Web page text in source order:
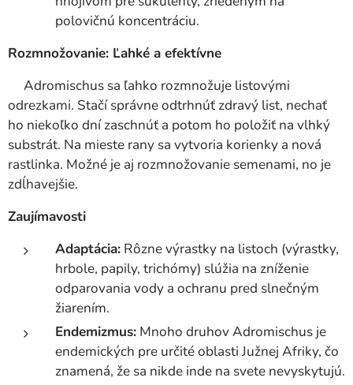
polovičnú koncentráciu.
Rozmnožovanie: Ľahké a efektívne
Adromischus sa ľahko rozmnožuje listovými
odrezkami. Stačí správne odtrhnúť zdravý list, nechať
ho niekoľko dní zaschnúť a potom ho položiť na vlhký
substrát. Na mieste rany sa vytvoria korienky a nová
rastlinka. Možné je aj rozmnožovanie semenami, no je
zdĺhavejšie.
Zaujímavosti
Adaptácia: Rôzne výrastky na listoch (výrastky,
hrbole, papily, trichómy) slúžia na zníženie
odparovania vody a ochranu pred slnečným
žiarením.
Endemizmus: Mnoho druhov Adromischus je
endemických pre určité oblasti Južnej Afriky, čo
znamená, že sa nikde inde na svete nevyskytujú.